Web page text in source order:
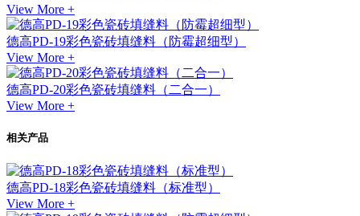
View More +
德高PD-19彩色瓷砖填缝料（防霉超细型）
View More +
德高PD-20彩色瓷砖填缝料（二合一）
View More +
相关产品
德高PD-18彩色瓷砖填缝料（标准型）
View More +